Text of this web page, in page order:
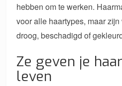
hebben om te werken.
voor alle haartypes, maar
droog, beschadigd of
Ze geven je
leven